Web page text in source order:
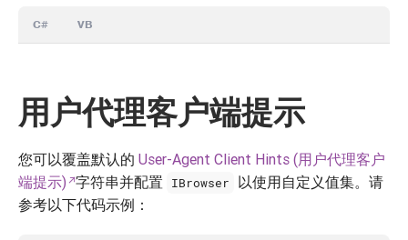
C# VB
用户代理客户端提示
您可以覆盖默认的 User-Agent Client Hints (用户代理客户
端提示) 字符串并配置 IBrowser
以使用自定义值集。请
参考以下代码示例：